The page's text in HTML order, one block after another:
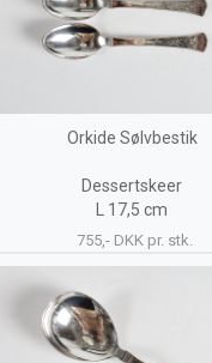
Orkide Sølvbestik
Dessertskeer
L 17,5 cm
755,- DKK pr. stk.